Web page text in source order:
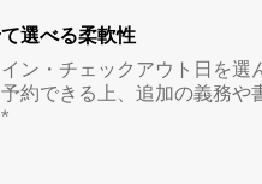
選べる柔軟性
ン・チェックアウト日を選
約できる上、追加の義務や